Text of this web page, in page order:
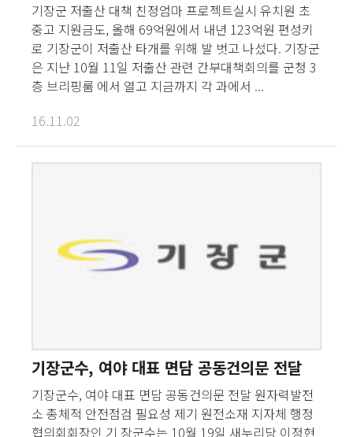
기장군 저출산 대책 친정엄마 프로젝트실시 유치원 초
중고 지원금도, 올해 69억원에서 내년 123억원 편성키
로 기장군이 저출산 타개를 위해 발 벗고 나섰다. 기장군
은 지난 10월 11일 저출산 관련 간부대책회의를 군청 3
층 브리핑룸 에서 열고 지금까지 각 과에서 ...
16.11.02
기장군수, 여야 대표 면담 공동건의문 전달
기장군수, 여야 대표 면담 공동건의문 전달 원자력발전
소 총체적 안전점검 필요성 제기 원전소재 지자체 행정
협의회회장인 기 장군수는 10월 19일 새누리당 이정현